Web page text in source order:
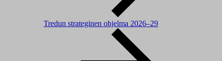
Tredun strateginen ohjelma 2026–29